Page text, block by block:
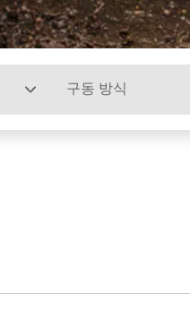
구동 방식